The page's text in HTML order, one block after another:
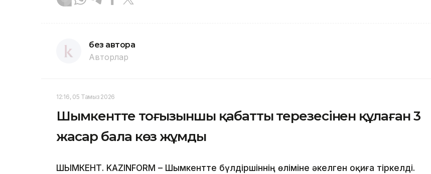
без автора
Авторлар
12:16, 05 Тамыз 2026
Шымкентте тоғызыншы қабаттың терезесінен құлаған 3
жасар бала көз жұмды
ШЫМКЕНТ. KAZINFORM – Шымкентте бүлдіршіннің өліміне әкелген оқиға тіркелді.